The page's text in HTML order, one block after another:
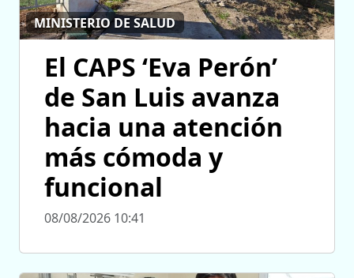
MINISTERIO DE SALUD
El CAPS ‘Eva Perón’
de San Luis avanza
hacia una atención
más cómoda y
funcional
08/08/2026 10:41